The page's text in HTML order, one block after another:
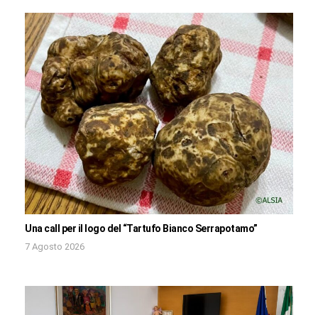
Una call per il logo del “Tartufo Bianco Serrapotamo”
7 Agosto 2026